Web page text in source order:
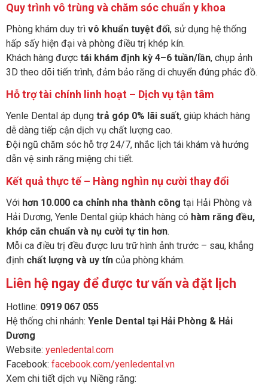
Quy trình vô trùng và chăm sóc chuẩn y khoa
Phòng khám duy trì vô khuẩn tuyệt đối, sử dụng hệ thống
hấp sấy hiện đại và phòng điều trị khép kín.
Khách hàng được tái khám định kỳ 4–6 tuần/lần, chụp ảnh
3D theo dõi tiến trình, đảm bảo răng di chuyển đúng phác đồ.
Hỗ trợ tài chính linh hoạt – Dịch vụ tận tâm
Yenle Dental áp dụng trả góp 0% lãi suất, giúp khách hàng
dễ dàng tiếp cận dịch vụ chất lượng cao.
Đội ngũ chăm sóc hỗ trợ 24/7, nhắc lịch tái khám và hướng
dẫn vệ sinh răng miệng chi tiết.
Kết quả thực tế – Hàng nghìn nụ cười thay đổi
Với hơn 10.000 ca chỉnh nha thành công tại Hải Phòng và
Hải Dương, Yenle Dental giúp khách hàng có hàm răng đều,
khớp cắn chuẩn và nụ cười tự tin hơn.
Mỗi ca điều trị đều được lưu trữ hình ảnh trước – sau, khẳng
định chất lượng và uy tín của phòng khám.
Liên hệ ngay để được tư vấn và đặt lịch
Hotline: 0919 067 055
Hệ thống chi nhánh: Yenle Dental tại Hải Phòng & Hải
Dương
Website: yenledental.com
Facebook: facebook.com/yenledental.vn
Xem chi tiết dịch vụ Niềng răng: